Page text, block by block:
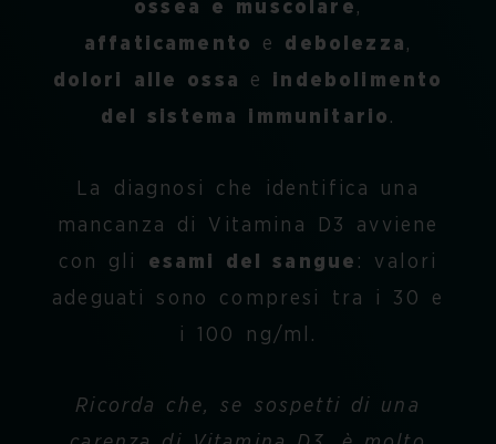
ossea e muscolare ,
affaticamento e debolezza ,
dolori alle ossa e
indebolimento
del sistema immunitario .
La diagnosi che identifica una
mancanza di Vitamina D3
avviene
con gli esami del sangue : valori
adeguati sono compresi tra i 30 e
i 100 ng/ml.
Ricorda che, se sospetti di una